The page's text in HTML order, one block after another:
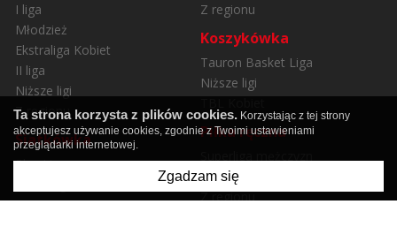
I liga
Młodzież
Ekstraliga Kobiet
II liga
Niższe ligi
Z regionu
Siatkówka
Plus Liga
Z regionu
Z regionu
Koszykówka
Tauron Basket Liga
Niższe ligi
Piłka ręczna
Superliga kobiet
Z regionu
Ta strona korzysta z plików cookies. Korzystając z tej strony
akceptujesz używanie cookies, zgodnie z Twoimi ustawieniami
przeglądarki internetowej.
Zgadzam się